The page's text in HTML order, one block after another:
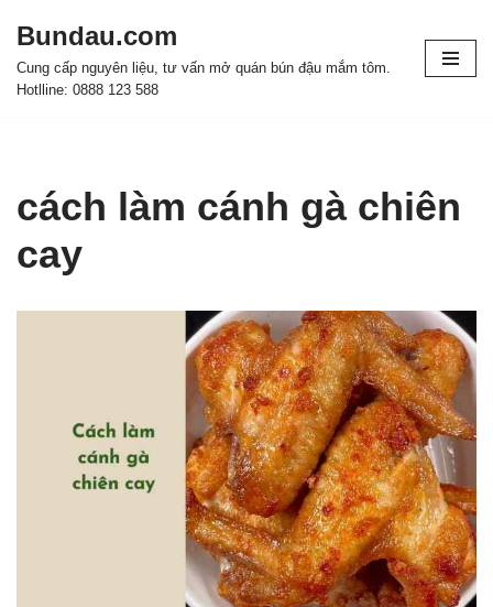
Chuyển
tới
Bundau.com
Cung cấp nguyên liệu, tư vấn mở quán bún đậu mắm tôm.
Hotlline: 0888 123 588
cách làm cánh gà chiên
cay